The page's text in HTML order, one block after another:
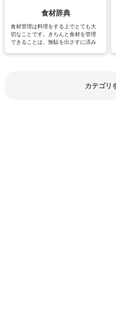
食材辞典
食材管理は料理をする上でとても大
切なことです。きちんと食材を管理
できることは、無駄を出さすに済み
カテゴリ